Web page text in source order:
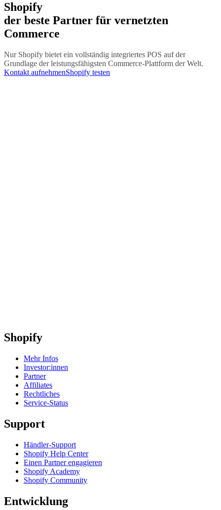
Shopify
der beste Partner für vernetzten
Commerce
Nur Shopify bietet ein vollständig integriertes POS auf der
Grundlage der leistungsfähigsten Commerce-Plattform der Welt.
Kontakt aufnehmenShopify testen
Shopify
Mehr Infos
Investor:innen
Partner
Affiliates
Rechtliches
Service-Status
Support
Händler-Support
Shopify Help Center
Einen Partner engagieren
Shopify Academy
Shopify Community
Entwicklung